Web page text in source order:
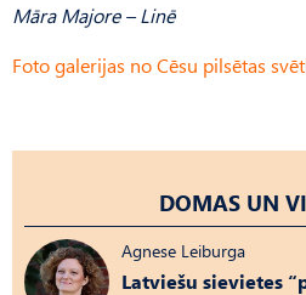
Māra Majore – Linē
Foto galerijas no Cēsu pilsētas
DOMAS UN
Agnese Leiburga
Latviešu sievietes